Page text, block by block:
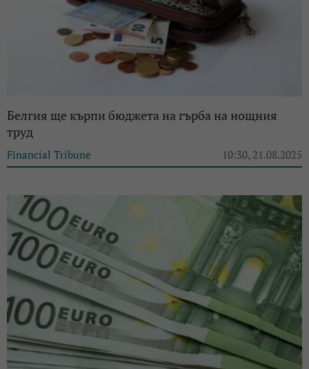
Белгия ще кърпи бюджета на гърба на нощния
труд
Financial Tribune 10:30, 21.08.2025